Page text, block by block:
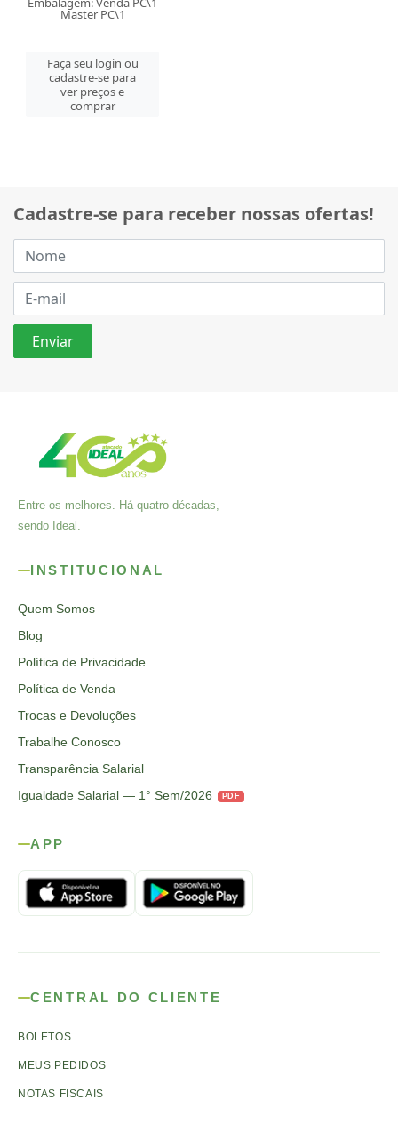
Master PC\1
Faça seu login ou
cadastre-se para
ver preços e
comprar
Cadastre-se para receber nossas ofertas!
Entre os melhores. Há quatro décadas,
sendo Ideal.
INSTITUCIONAL
Quem Somos
Blog
Política de Privacidade
Política de Venda
Trocas e Devoluções
Trabalhe Conosco
Transparência Salarial
Igualdade Salarial — 1° Sem/2026
PDF
APP
CENTRAL DO CLIENTE
BOLETOS
MEUS PEDIDOS
NOTAS FISCAIS